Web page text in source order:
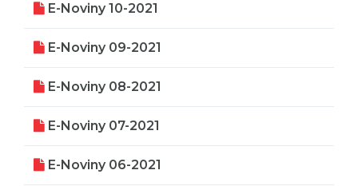
E-Noviny 10-2021
E-Noviny 09-2021
E-Noviny 08-2021
E-Noviny 07-2021
E-Noviny 06-2021